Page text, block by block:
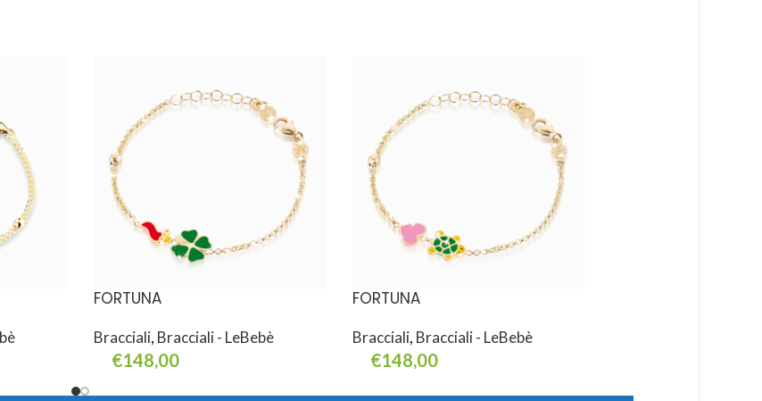
FORTUNA
Bracciali, Bracciali - LeBebè
€148,00
FORTUNA
Bracciali, Bracciali - LeBebè
€148,00